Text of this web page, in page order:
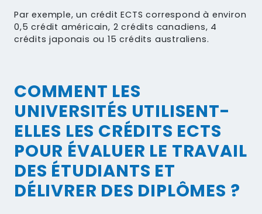
Par exemple, un crédit ECTS correspond à environ
0,5 crédit américain, 2 crédits canadiens, 4
crédits japonais ou 15 crédits australiens.
COMMENT LES
UNIVERSITÉS UTILISENT-
ELLES LES CRÉDITS ECTS
POUR ÉVALUER LE TRAVAIL
DES ÉTUDIANTS ET
DÉLIVRER DES DIPLÔMES ?